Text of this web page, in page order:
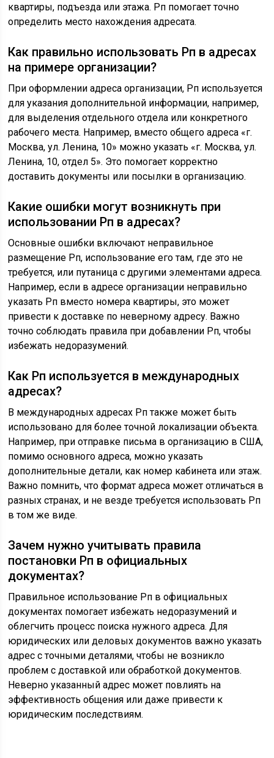
квартиры, подъезда или этажа. Рп помогает точно
определить место нахождения адресата.
Как правильно использовать Рп в адресах
на примере организации?
При оформлении адреса организации, Рп используется
для указания дополнительной информации, например,
для выделения отдельного отдела или конкретного
рабочего места. Например, вместо общего адреса «г.
Москва, ул. Ленина, 10» можно указать «г. Москва, ул.
Ленина, 10, отдел 5». Это помогает корректно
доставить документы или посылки в организацию.
Какие ошибки могут возникнуть при
использовании Рп в адресах?
Основные ошибки включают неправильное
размещение Рп, использование его там, где это не
требуется, или путаница с другими элементами адреса.
Например, если в адресе организации неправильно
указать Рп вместо номера квартиры, это может
привести к доставке по неверному адресу. Важно
точно соблюдать правила при добавлении Рп, чтобы
избежать недоразумений.
Как Рп используется в международных
адресах?
В международных адресах Рп также может быть
использовано для более точной локализации объекта.
Например, при отправке письма в организацию в США,
помимо основного адреса, можно указать
дополнительные детали, как номер кабинета или этаж.
Важно помнить, что формат адреса может отличаться в
разных странах, и не везде требуется использовать Рп
в том же виде.
Зачем нужно учитывать правила
постановки Рп в официальных
документах?
Правильное использование Рп в официальных
документах помогает избежать недоразумений и
облегчить процесс поиска нужного адреса. Для
юридических или деловых документов важно указать
адрес с точными деталями, чтобы не возникло
проблем с доставкой или обработкой документов.
Неверно указанный адрес может повлиять на
эффективность общения или даже привести к
юридическим последствиям.